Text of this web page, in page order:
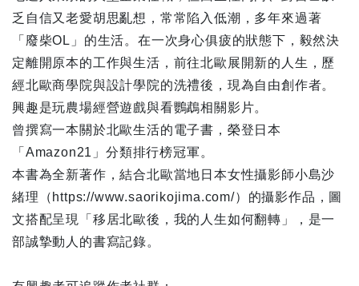
乏自信又老愛胡思亂想，常常陷入低潮，多年來過著
「廢柴OL」的生活。在一次身心俱疲的狀態下，毅然決
定離開原本的工作與生活，前往北歐展開新的人生，歷
經北歐商學院與設計學院的洗禮後，現為自由創作者。
興趣是玩農場經營遊戲與看鸚鵡相關影片。
曾撰寫一本關於北歐生活的電子書，榮登日本
「Amazon21」分類排行榜冠軍。
本書為全新著作，結合北歐當地日本女性攝影師小島沙
緒理（https://www.saorikojima.com/）的攝影作品，圖
文搭配呈現「移居北歐後，我的人生如何翻轉」，是一
部誠摯動人的書寫記錄。